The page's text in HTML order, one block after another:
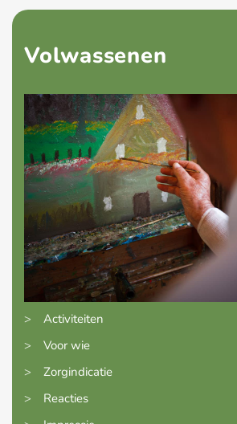
Volwassenen
>
Activiteiten
>
Voor wie
>
Zorgindicatie
>
Reacties